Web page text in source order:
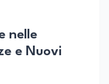
nelle
e Nuovi